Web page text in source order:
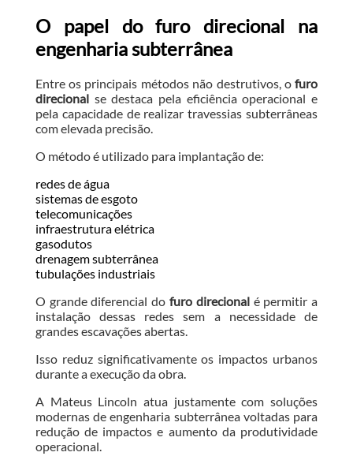
O papel do furo direcional na
engenharia subterrânea
Entre os principais métodos não destrutivos, ofuro
direcionalse destaca pela eficiência operacional e
pela capacidade de realizar travessias subterrâneas
com elevada precisão.
O método é utilizado para implantação de:
redes de água
sistemas de esgoto
telecomunicações
infraestrutura elétrica
gasodutos
drenagem subterrânea
tubulações industriais
O grande diferencial do furo direcionalé permitir a
instalação dessas redes sem a necessidade de
grandes escavações abertas.
Isso reduz significativamente os impactos urbanos
durante a execução da obra.
A Mateus Lincoln atua justamente com soluções
modernas de engenharia subterrânea voltadas para
redução de impactos e aumento da produtividade
operacional.